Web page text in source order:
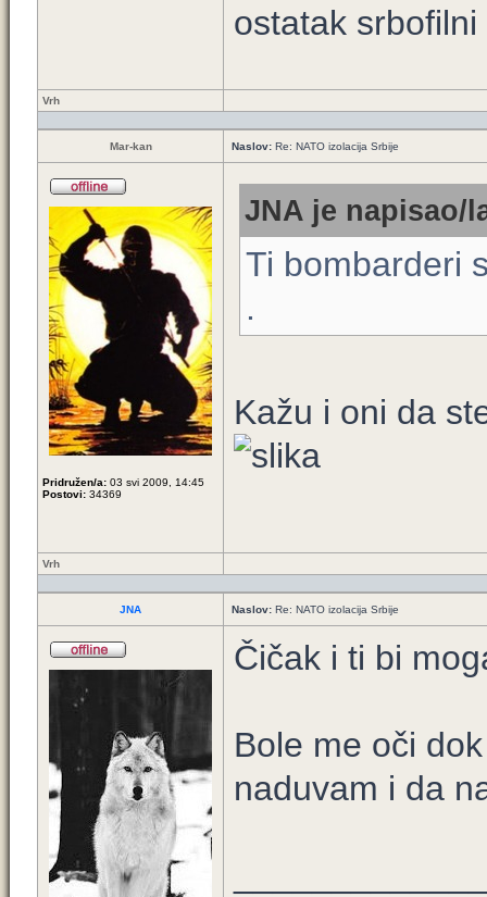
ostatak
Vrh
Mar-kan Naslov: Re: NATO izolacija Srbije
Pridružen/a: 03 svi 2009, 14:45
Postovi: 34369
JNA je napisao/
Ti bombarderi
.
Kažu i oni da
Vrh
JNA Naslov: Re: NATO izolacija Srbije
Čičak i ti bi
Bole me oči
naduvam i da